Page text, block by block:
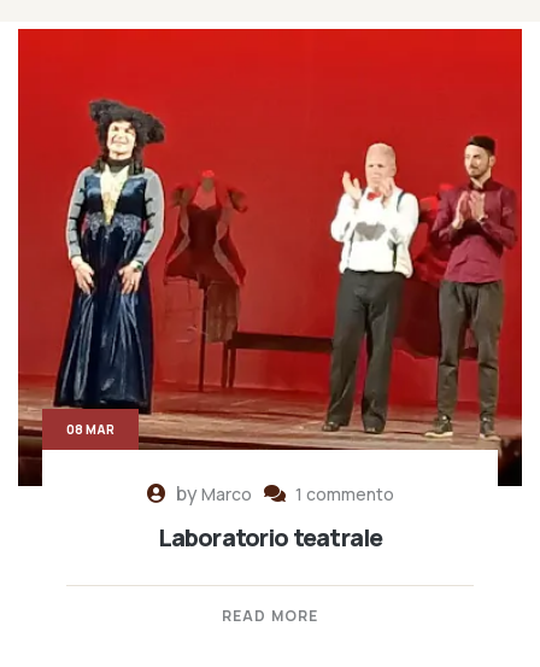
byMarco 1 commento
Laboratorio teatrale
READ MORE
08 MAR